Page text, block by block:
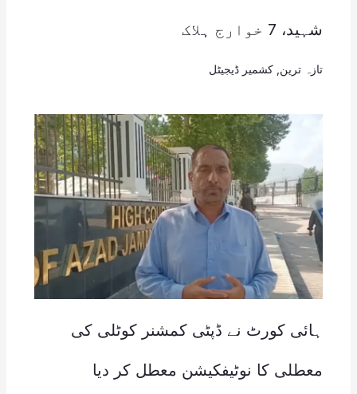
شہید، 7 خوارج ہلاک
تازہ ترین کشمیر ڈیجیٹل
ہائی کورٹ نے ڈپٹی کمشنر کوٹلی کی
معطلی کا نوٹیفکیشن معطل کر دیا